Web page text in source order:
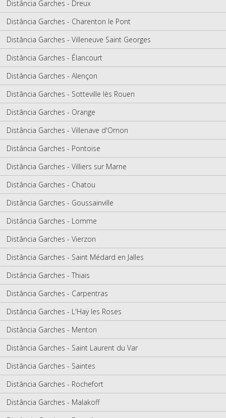
Distância Garches - Dreux
Distância Garches - Charenton le Pont
Distância Garches - Villeneuve Saint Georges
Distância Garches - Élancourt
Distância Garches - Alençon
Distância Garches - Sotteville lès Rouen
Distância Garches - Orange
Distância Garches - Villenave d'Ornon
Distância Garches - Pontoise
Distância Garches - Villiers sur Marne
Distância Garches - Chatou
Distância Garches - Goussainville
Distância Garches - Lomme
Distância Garches - Vierzon
Distância Garches - Saint Médard en Jalles
Distância Garches - Thiais
Distância Garches - Carpentras
Distância Garches - L'Haÿ les Roses
Distância Garches - Menton
Distância Garches - Saint Laurent du Var
Distância Garches - Saintes
Distância Garches - Rochefort
Distância Garches - Malakoff